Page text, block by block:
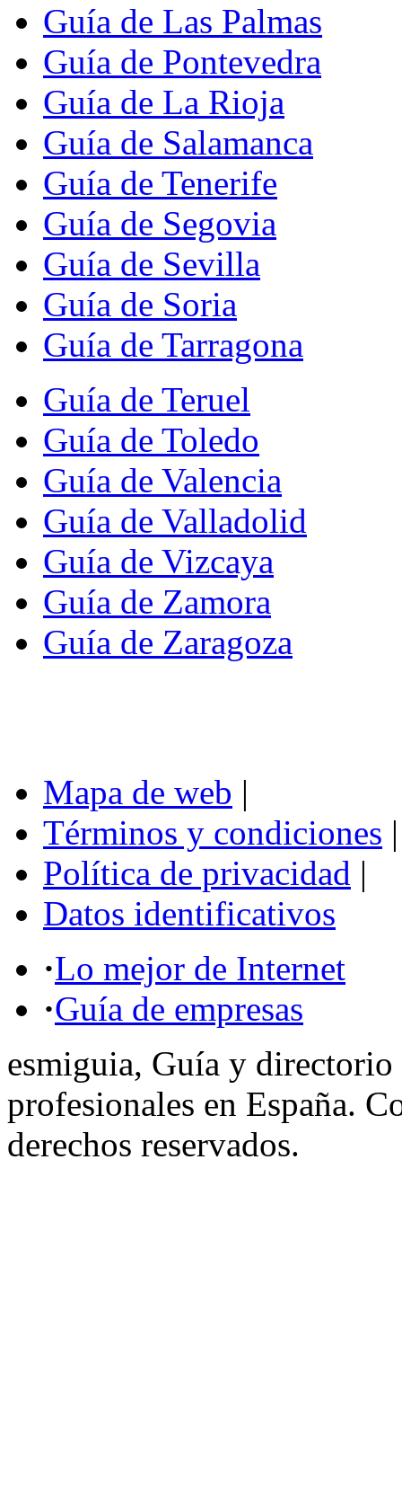
Guía de Las Palmas
Guía de Pontevedra
Guía de La Rioja
Guía de Salamanca
Guía de Tenerife
Guía de Segovia
Guía de Sevilla
Guía de Soria
Guía de Tarragona
Guía de Teruel
Guía de Toledo
Guía de Valencia
Guía de Valladolid
Guía de Vizcaya
Guía de Zamora
Guía de Zaragoza
Mapa de web |
Términos y condiciones |
Política de privacidad |
Datos identificativos
·Lo mejor de Internet
·Guía de empresas
esmiguia, Guía y directorio
profesionales en España.
derechos reservados.